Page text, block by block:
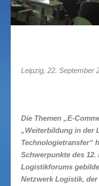
Leipzig, 22. September
Die Themen „E-
„Weiterbildung in der
Technologietransfer“
Schwerpunkte des
Logistikforums
Netzwerk Logistik,